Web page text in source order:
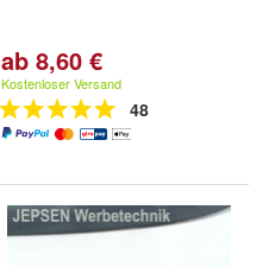
ab 8,60 €
Kostenloser Versand
48